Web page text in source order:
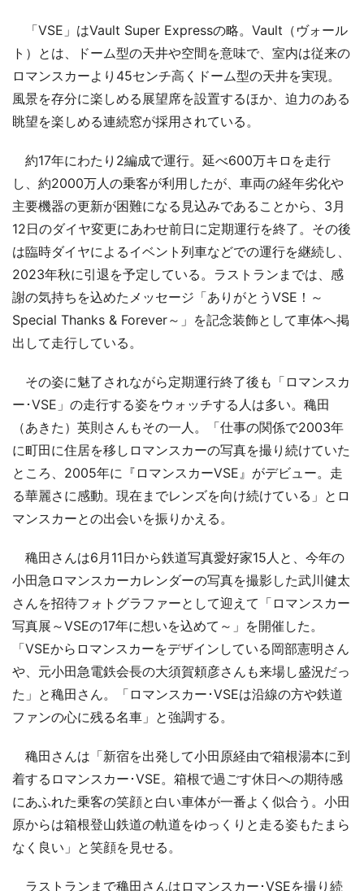
「VSE」はVault Super Expressの略。Vault（ヴォール
ト）とは、ドーム型の天井や空間を意味で、室内は従来の
ロマンスカーより45センチ高くドーム型の天井を実現。
風景を存分に楽しめる展望席を設置するほか、迫力のある
眺望を楽しめる連続窓が採用されている。
約17年にわたり2編成で運行。延べ600万キロを走行
し、約2000万人の乗客が利用したが、車両の経年劣化や
主要機器の更新が困難になる見込みであることから、3月
12日のダイヤ変更にあわせ前日に定期運行を終了。その後
は臨時ダイヤによるイベント列車などでの運行を継続し、
2023年秋に引退を予定している。ラストランまでは、感
謝の気持ちを込めたメッセージ「ありがとうVSE！～
Special Thanks & Forever～」を記念装飾として車体へ掲
出して走行している。
その姿に魅了されながら定期運行終了後も「ロマンスカ
ー･VSE」の走行する姿をウォッチする人は多い。穐田
（あきた）英則さんもその一人。「仕事の関係で2003年
に町田に住居を移しロマンスカーの写真を撮り続けていた
ところ、2005年に『ロマンスカーVSE』がデビュー。走
る華麗さに感動。現在までレンズを向け続けている」とロ
マンスカーとの出会いを振りかえる。
穐田さんは6月11日から鉄道写真愛好家15人と、今年の
小田急ロマンスカーカレンダーの写真を撮影した武川健太
さんを招待フォトグラファーとして迎えて「ロマンスカー
写真展～VSEの17年に想いを込めて～」を開催した。
「VSEからロマンスカーをデザインしている岡部憲明さん
や、元小田急電鉄会長の大須賀頼彦さんも来場し盛況だっ
た」と穐田さん。「ロマンスカー･VSEは沿線の方や鉄道
ファンの心に残る名車」と強調する。
穐田さんは「新宿を出発して小田原経由で箱根湯本に到
着するロマンスカー･VSE。箱根で過ごす休日への期待感
にあふれた乗客の笑顔と白い車体が一番よく似合う。小田
原からは箱根登山鉄道の軌道をゆっくりと走る姿もたまら
なく良い」と笑顔を見せる。
ラストランまで穐田さんはロマンスカー･VSEを撮り続